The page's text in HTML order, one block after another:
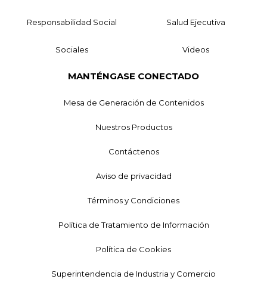
Responsabilidad Social Salud Ejecutiva
Sociales Videos
MANTÉNGASE CONECTADO
Mesa de Generación de Contenidos
Nuestros Productos
Contáctenos
Aviso de privacidad
Términos y Condiciones
Política de Tratamiento de Información
Política de Cookies
Superintendencia de Industria y Comercio